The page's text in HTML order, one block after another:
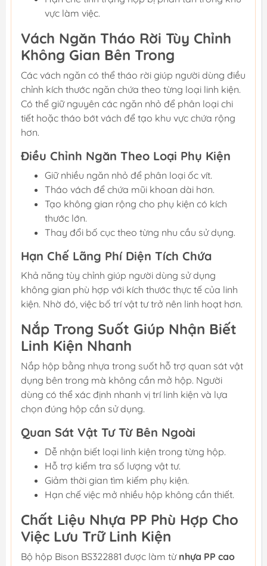
vực làm việc.
Vách Ngăn Tháo Rời Tùy Chỉnh
Không Gian Bên Trong
Các vách ngăn có thể tháo rời giúp người dùng điều
chỉnh kích thước ngăn chứa theo từng loại linh kiện.
Có thể giữ nguyên các ngăn nhỏ để phân loại chi
tiết hoặc tháo bớt vách để tạo khu vực chứa rộng
hơn.
Điều Chỉnh Ngăn Theo Loại Phụ Kiện
Giữ nhiều ngăn nhỏ để phân loại ốc vít.
Tháo vách để chứa mũi khoan dài hơn.
Tạo không gian rộng cho phụ kiện có kích
thước lớn.
Thay đổi bố cục theo từng nhu cầu sử dụng.
Hạn Chế Lãng Phí Diện Tích Chứa
Khả năng tùy chỉnh giúp người dùng sử dụng
không gian phù hợp với kích thước thực tế của linh
kiện. Nhờ đó, việc bố trí vật tư trở nên linh hoạt hơn.
Nắp Trong Suốt Giúp Nhận Biết
Linh Kiện Nhanh
Nắp hộp bằng nhựa trong suốt hỗ trợ quan sát vật
dụng bên trong mà không cần mở hộp. Người
dùng có thể xác định nhanh vị trí linh kiện và lựa
chọn đúng hộp cần sử dụng.
Quan Sát Vật Tư Từ Bên Ngoài
Dễ nhận biết loại linh kiện trong từng hộp.
Hỗ trợ kiểm tra số lượng vật tư.
Giảm thời gian tìm kiếm phụ kiện.
Hạn chế việc mở nhiều hộp không cần thiết.
Chất Liệu Nhựa PP Phù Hợp Cho
Việc Lưu Trữ Linh Kiện
Bộ hộp Bison BS322881 được làm từ nhựa PP cao